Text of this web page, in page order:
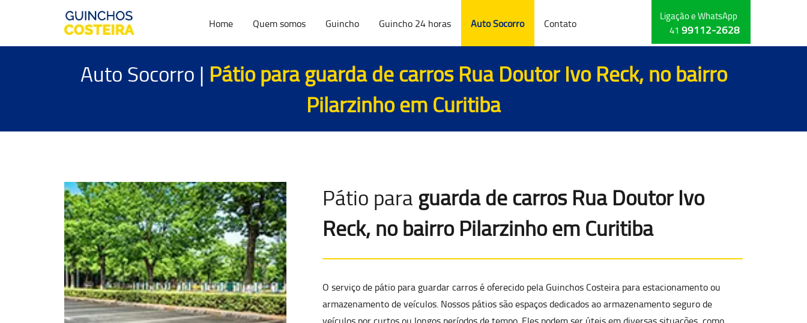
Home Quem somos Guincho Guincho 24 horas Auto Socorro Contato
Ligação e WhatsApp
41 99112-2628
Auto Socorro | Pátio paraguarda de carros Rua Doutor Ivo Reck, no bairro
Pilarzinho em Curitiba
Pátio para guarda de carros Rua Doutor Ivo
Reck, no bairro Pilarzinho em Curitiba
O serviço de pátio para guardar carros é oferecido pela Guinchos Costeira paraestacionamento ou
armazenamento de veículos. Nossos pátios são espaços dedicados ao armazenamento seguro de